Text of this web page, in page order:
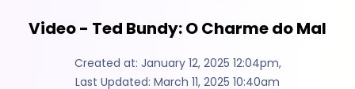
Video - Ted Bundy: O Charme do Mal
Created at: January 12, 2025 12:04pm,
Last Updated: March 11, 2025 10:40am